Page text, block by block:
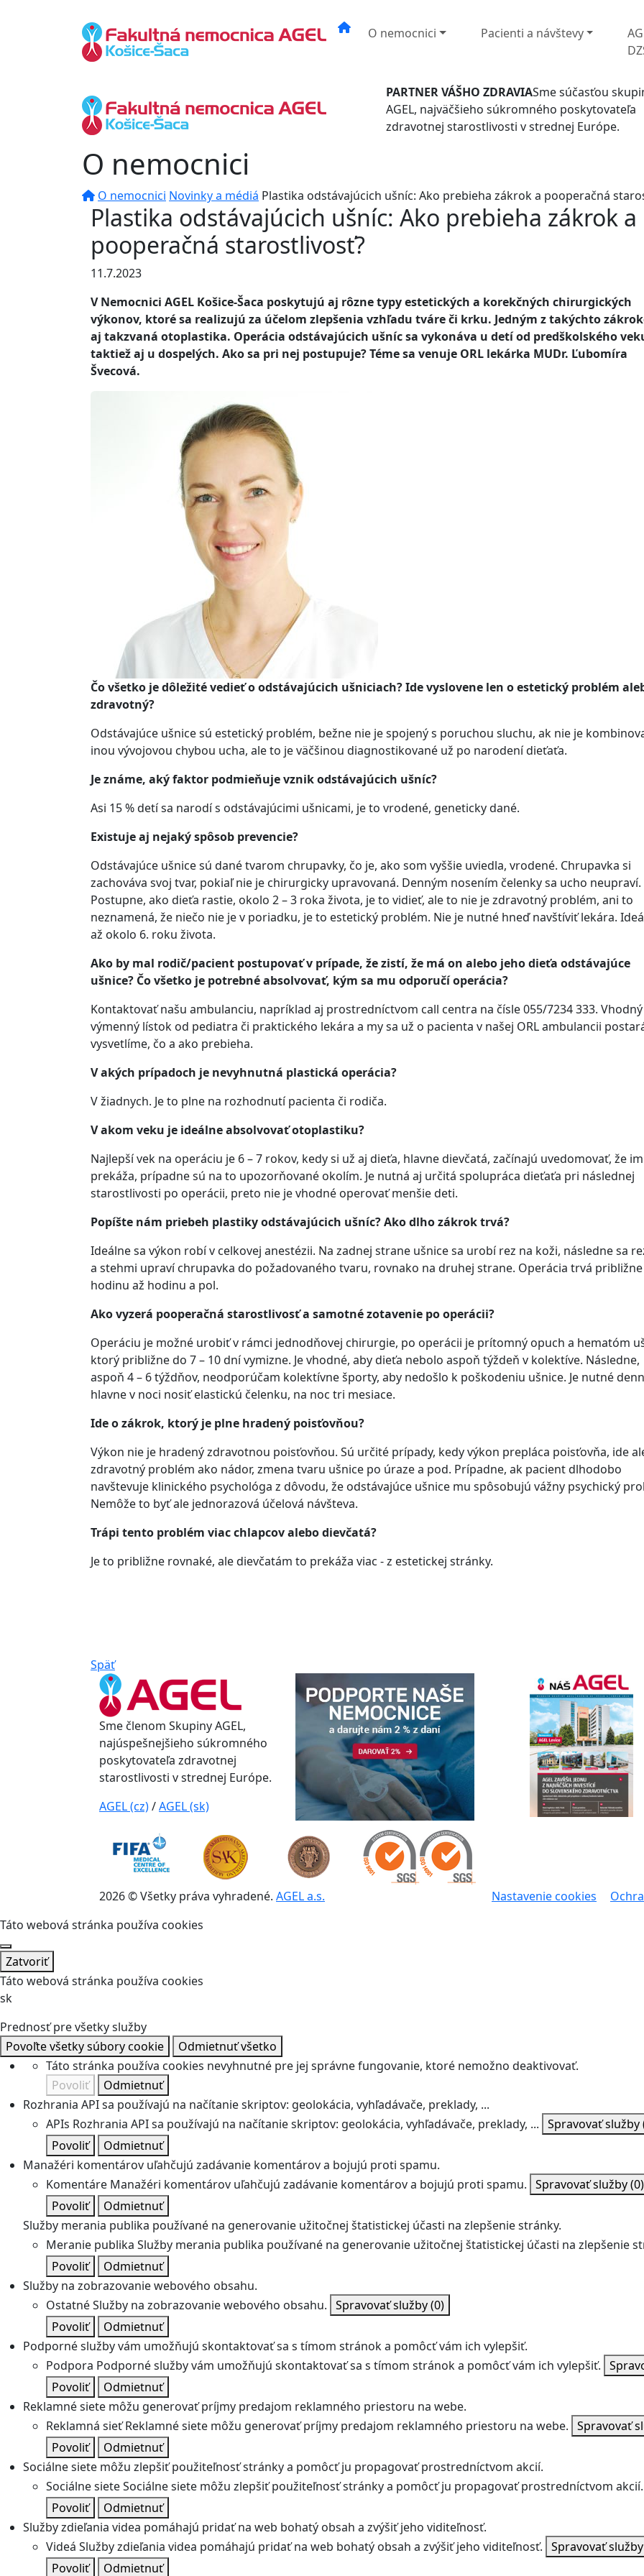
O nemocnici Pacienti a návštevy
PARTNER VÁŠHO ZDRAVIASme súčasťou
AGEL, najväčšieho súkromného poskytovateľa
zdravotnej starostlivosti v strednej Európe.
O nemocnici
O nemocnici Novinky a médiá Plastika odstávajúcich ušníc: Ako prebieha zákrok a pooperačná
Plastika odstávajúcich ušníc: Ako prebieha zákrok a
pooperačná starostlivosť?
11.7.2023
V Nemocnici AGEL Košice-Šaca poskytujú aj rôzne typy estetických a korekčných chirurgických
výkonov, ktoré sa realizujú za účelom zlepšenia vzhľadu tváre či krku. Jedným z takýchto
aj takzvaná otoplastika. Operácia odstávajúcich ušníc sa vykonáva u detí od predškolského
taktiež aj u dospelých. Ako sa pri nej postupuje? Téme sa venuje ORL lekárka MUDr. Ľubomíra
Švecová.
Čo všetko je dôležité vedieť o odstávajúcich ušniciach? Ide vyslovene len o estetický problém
zdravotný?
Odstávajúce ušnice sú estetický problém, bežne nie je spojený s poruchou sluchu, ak nie je
inou vývojovou chybou ucha, ale to je väčšinou diagnostikované už po narodení dieťaťa.
Je známe, aký faktor podmieňuje vznik odstávajúcich ušníc?
Asi 15 % detí sa narodí s odstávajúcimi ušnicami, je to vrodené, geneticky dané.
Existuje aj nejaký spôsob prevencie?
Odstávajúce ušnice sú dané tvarom chrupavky, čo je, ako som vyššie uviedla, vrodené. Chrupavka si
zachováva svoj tvar, pokiaľ nie je chirurgicky upravovaná. Denným nosením čelenky sa ucho neupraví.
Postupne, ako dieťa rastie, okolo 2 – 3 roka života, je to vidieť, ale to nie je zdravotný problém, ani to
neznamená, že niečo nie je v poriadku, je to estetický problém. Nie je nutné hneď navštíviť lekára.
až okolo 6. roku života.
Ako by mal rodič/pacient postupovať v prípade, že zistí, že má on alebo jeho dieťa odstávajúce
ušnice? Čo všetko je potrebné absolvovať, kým sa mu odporučí operácia?
Kontaktovať našu ambulanciu, napríklad aj prostredníctvom call centra na čísle 055/7234 333.
výmenný lístok od pediatra či praktického lekára a my sa už o pacienta v našej ORL ambulancii
vysvetlíme, čo a ako prebieha.
V akých prípadoch je nevyhnutná plastická operácia?
V žiadnych. Je to plne na rozhodnutí pacienta či rodiča.
V akom veku je ideálne absolvovať otoplastiku?
Najlepší vek na operáciu je 6 – 7 rokov, kedy si už aj dieťa, hlavne dievčatá, začínajú uvedomovať, že
prekáža, prípadne sú na to upozorňované okolím. Je nutná aj určitá spolupráca dieťaťa pri následnej
starostlivosti po operácii, preto nie je vhodné operovať menšie deti.
Popíšte nám priebeh plastiky odstávajúcich ušníc? Ako dlho zákrok trvá?
Ideálne sa výkon robí v celkovej anestézii. Na zadnej strane ušnice sa urobí rez na koži, následne sa
a stehmi upraví chrupavka do požadovaného tvaru, rovnako na druhej strane. Operácia trvá približne
hodinu až hodinu a pol.
Ako vyzerá pooperačná starostlivosť a samotné zotavenie po operácii?
Operáciu je možné urobiť v rámci jednodňovej chirurgie, po operácii je prítomný opuch a hematóm
ktorý približne do 7 – 10 dní vymizne. Je vhodné, aby dieťa nebolo aspoň týždeň v kolektíve. Následne,
aspoň 4 – 6 týždňov, neodporúčam kolektívne športy, aby nedošlo k poškodeniu ušnice. Je nutné
hlavne v noci nosiť elastickú čelenku, na noc tri mesiace.
Ide o zákrok, ktorý je plne hradený poisťovňou?
Výkon nie je hradený zdravotnou poisťovňou. Sú určité prípady, kedy výkon prepláca poisťovňa, ide
zdravotný problém ako nádor, zmena tvaru ušnice po úraze a pod. Prípadne, ak pacient dlhodobo
navštevuje klinického psychológa z dôvodu, že odstávajúce ušnice mu spôsobujú vážny psychický
Nemôže to byť ale jednorazová účelová návšteva.
Trápi tento problém viac chlapcov alebo dievčatá?
Je to približne rovnaké, ale dievčatám to prekáža viac - z estetickej stránky.
Späť
Sme členom Skupiny AGEL,
najúspešnejšieho súkromného
poskytovateľa zdravotnej
starostlivosti v strednej Európe.
AGEL (cz)/AGEL (sk)
2026 © Všetky práva vyhradené. AGEL a.s. Nastavenie cookies
Táto webová stránka používa cookies
Zatvoriť
Táto webová stránka používa cookies
sk
Prednosť pre všetky služby
Povoľte všetky súbory cookie
Odmietnuť všetko
Táto stránka používa cookies nevyhnutné pre jej správne fungovanie, ktoré nemožno deaktivovať.
Povoliť
Odmietnuť
Rozhrania API sa používajú na načítanie skriptov: geolokácia, vyhľadávače, preklady, ...
APIs Rozhrania API sa používajú na načítanie skriptov: geolokácia, vyhľadávače, preklady, ... Spravovať služby
Povoliť
Odmietnuť
Manažéri komentárov uľahčujú zadávanie komentárov a bojujú proti spamu.
Komentáre Manažéri komentárov uľahčujú zadávanie komentárov a bojujú proti spamu. Spravovať služby(0)
Povoliť
Odmietnuť
Služby merania publika používané na generovanie užitočnej štatistickej účasti na zlepšenie stránky.
Meranie publika Služby merania publika používané na generovanie užitočnej štatistickej účasti na zlepšenie
Povoliť
Odmietnuť
Služby na zobrazovanie webového obsahu.
OstatnéSlužby na zobrazovanie webového obsahu. Spravovať služby(0)
Povoliť
Odmietnuť
Podporné služby vám umožňujú skontaktovať sa s tímom stránok a pomôcť vám ich vylepšiť.
Podpora Podporné služby vám umožňujú skontaktovať sa s tímom stránok a pomôcť vám ich vylepšiť.
Povoliť
Odmietnuť
Reklamné siete môžu generovať príjmy predajom reklamného priestoru na webe.
Reklamná sieť Reklamné siete môžu generovať príjmy predajom reklamného priestoru na webe. Spravovať
Povoliť
Odmietnuť
Sociálne siete môžu zlepšiť použiteľnosť stránky a pomôcť ju propagovať prostredníctvom akcií.
Sociálne sieteSociálne siete môžu zlepšiť použiteľnosť stránky a pomôcť ju propagovať prostredníctvom akcií.
Povoliť
Odmietnuť
Služby zdieľania videa pomáhajú pridať na web bohatý obsah a zvýšiť jeho viditeľnosť.
Videá Služby zdieľania videa pomáhajú pridať na web bohatý obsah a zvýšiť jeho viditeľnosť. Spravovať služby
Povoliť
Odmietnuť